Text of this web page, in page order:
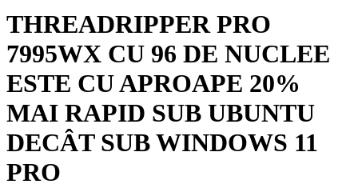
THREADRIPPER PRO
7995WX CU 96 DE NUCLEE
ESTE CU APROAPE 20%
MAI RAPID SUB UBUNTU
DECÂT SUB WINDOWS 11
PRO